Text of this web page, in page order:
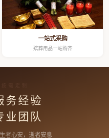
一站式采购
殡葬用品一站购齐
需定制
务经验
业团队
者心安，逝者安息